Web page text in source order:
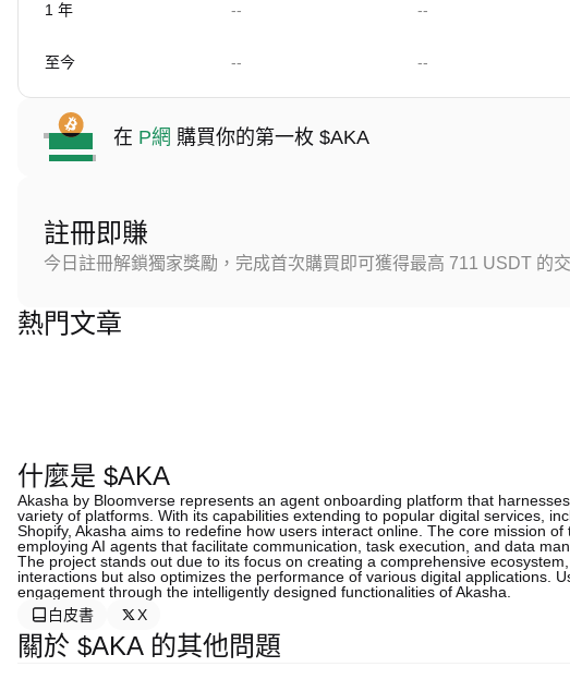
1 年 -- --
至今 -- --
在 P網 購買你的第一枚 $AKA
註冊即賺
今日註冊解鎖獨家獎勵，完成首次購買即可獲得最高 711 USDT 的
熱門文章
什麼是 $AKA
Akasha by Bloomverse represents an agent onboarding platform that
variety of platforms. With its capabilities extending to popular digital services,
Shopify, Akasha aims to redefine how users interact online. The core mission
employing AI agents that facilitate communication, task execution, and data
The project stands out due to its focus on creating a comprehensive
interactions but also optimizes the performance of various digital applications.
engagement through the intelligently designed functionalities of Akasha.
白皮書
X
關於 $AKA 的其他問題